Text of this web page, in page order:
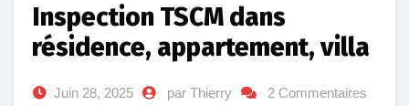
Inspection TSCM dans
résidence, appartement, villa
Juin 28, 2025 par Thierry
2 Commentaires